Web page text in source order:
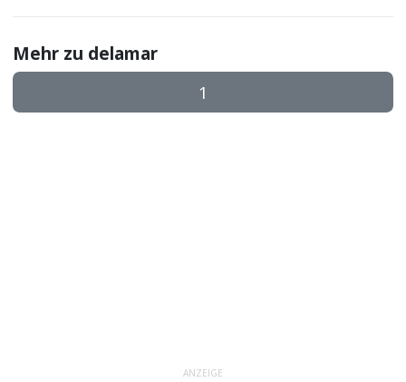
Mehr zu delamar
1
ANZEIGE